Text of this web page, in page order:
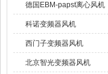
德国EBM-papst离心风机
科诺变频器风机
西门子变频器风机
北京智光变频器风机